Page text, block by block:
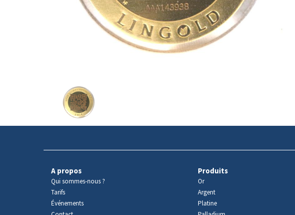
produit
A propos
Qui sommes-nous ?
Tarifs
Événements
Produits
Or
Argent
Platine